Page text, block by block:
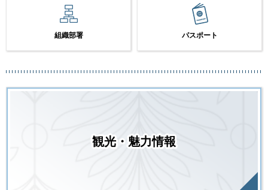
組織部署 パスポート
観光・魅力情報